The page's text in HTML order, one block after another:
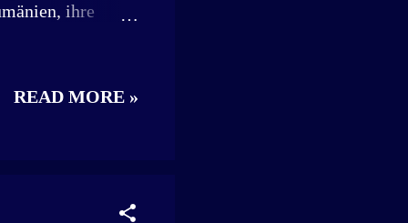
ihre
Es
bringen.
Ausgabe
READ MORE »